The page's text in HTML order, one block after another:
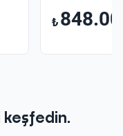
₺
keşfedin.